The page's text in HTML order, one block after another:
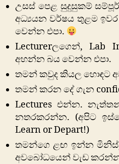
උසස් පෙළ සුදුසුකම්
අධ්‍යයන වර්ෂය තුළම
වෙන්න එපා.
Lecturerලගෙන්, Lab
අහන්න බය වෙන්න එපා.
තමන් කවුද කියල හොඳට
තමන් කරන දේ ගැන
Lectures එන්න.
නතරකරන්න. (අපිට
Learn or Depart!)
තමන්ගෙ ළඟ ඉන්න
අවබෝධයෙන් වැඩ